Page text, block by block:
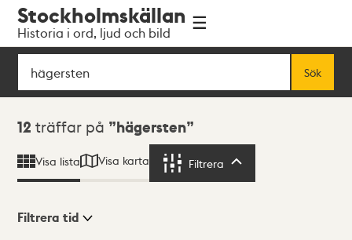
navigationen
huvudinnehållet
Stockholmskällan
Historia i ord, ljud och bild
Sök
Sök
Sökresultat
12 träffar på hägersten
Visa lista Visa karta Filtrera
Filtrera tid